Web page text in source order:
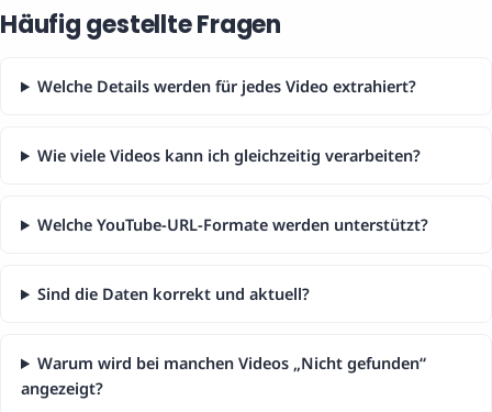
Häufig gestellte Fragen
Welche Details werden für jedes Video extrahiert?
Wie viele Videos kann ich gleichzeitig verarbeiten?
Welche YouTube-URL-Formate werden unterstützt?
Sind die Daten korrekt und aktuell?
Warum wird bei manchen Videos „Nicht gefunden“
angezeigt?